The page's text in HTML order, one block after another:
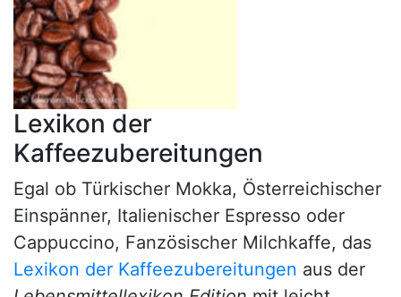
Lexikon der
Kaffeezubereitungen
Egal ob Türkischer Mokka, Österreichischer
Einspänner, Italienischer Espresso oder
Cappuccino, Fanzösischer Milchkaffe, das
Lexikon der Kaffeezubereitungen aus der